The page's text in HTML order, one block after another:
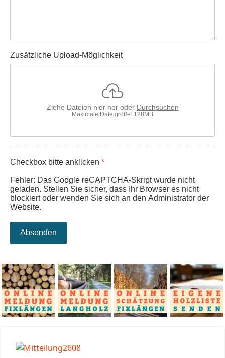
Zusätzliche Upload-Möglichkeit
Ziehe Dateien hier her oder Durchsuchen
Maximale Dateigröße: 128MB
Checkbox bitte anklicken *
Fehler: Das Google reCAPTCHA-Skript wurde nicht
geladen. Stellen Sie sicher, dass Ihr Browser es nicht
blockiert oder wenden Sie sich an den Administrator der
Website.
Absenden